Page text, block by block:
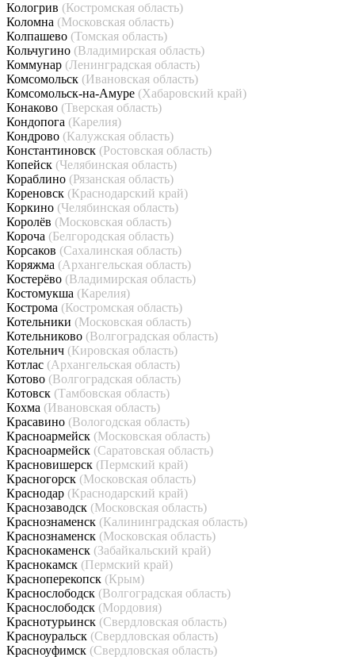
Кологрив (Костромская область)
Коломна (Московская область)
Колпашево (Томская область)
Кольчугино (Владимирская область)
Коммунар (Ленинградская область)
Комсомольск (Ивановская область)
Комсомольск-на-Амуре (Хабаровский край)
Конаково (Тверская область)
Кондопога (Карелия)
Кондрово (Калужская область)
Константиновск (Ростовская область)
Копейск (Челябинская область)
Кораблино (Рязанская область)
Кореновск (Краснодарский край)
Коркино (Челябинская область)
Королёв (Московская область)
Короча (Белгородская область)
Корсаков (Сахалинская область)
Коряжма (Архангельская область)
Костерёво (Владимирская область)
Костомукша (Карелия)
Кострома (Костромская область)
Котельники (Московская область)
Котельниково (Волгоградская область)
Котельнич (Кировская область)
Котлас (Архангельская область)
Котово (Волгоградская область)
Котовск (Тамбовская область)
Кохма (Ивановская область)
Красавино (Вологодская область)
Красноармейск (Московская область)
Красноармейск (Саратовская область)
Красновишерск (Пермский край)
Красногорск (Московская область)
Краснодар (Краснодарский край)
Краснозаводск (Московская область)
Краснознаменск (Калининградская область)
Краснознаменск (Московская область)
Краснокаменск (Забайкальский край)
Краснокамск (Пермский край)
Красноперекопск (Крым)
Краснослободск (Волгоградская область)
Краснослободск (Мордовия)
Краснотурьинск (Свердловская область)
Красноуральск (Свердловская область)
Красноуфимск (Свердловская область)